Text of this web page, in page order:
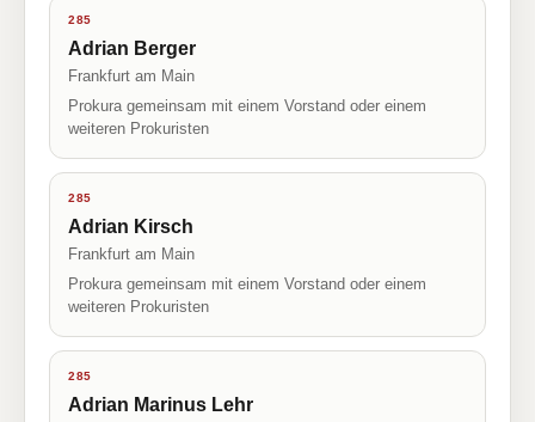
285
Adrian Berger
Frankfurt am Main
Prokura gemeinsam mit einem Vorstand oder einem
weiteren Prokuristen
285
Adrian Kirsch
Frankfurt am Main
Prokura gemeinsam mit einem Vorstand oder einem
weiteren Prokuristen
285
Adrian Marinus Lehr